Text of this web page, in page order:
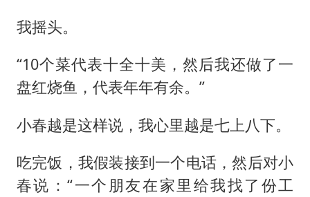
我摇头。
“10个菜代表十全十美，然后我还做了一
盘红烧鱼，代表年年有余。”
小春越是这样说，我心里越是七上八下。
吃完饭，我假装接到一个电话，然后对小
春说：“一个朋友在家里给我找了份工